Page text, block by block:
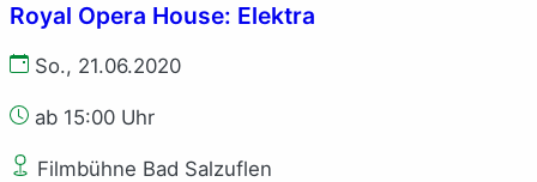
Royal Opera House: Elektra
So., 21.06.2020
ab 15:00 Uhr
Filmbühne Bad Salzuflen